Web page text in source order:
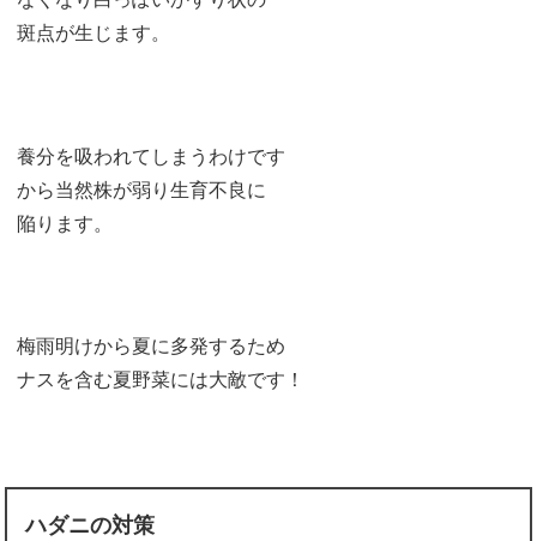
斑点が生じます。
養分を吸われてしまうわけです
から当然株が弱り生育不良に
陥ります。
梅雨明けから夏に多発するため
ナスを含む夏野菜には大敵です！
ハダニの対策